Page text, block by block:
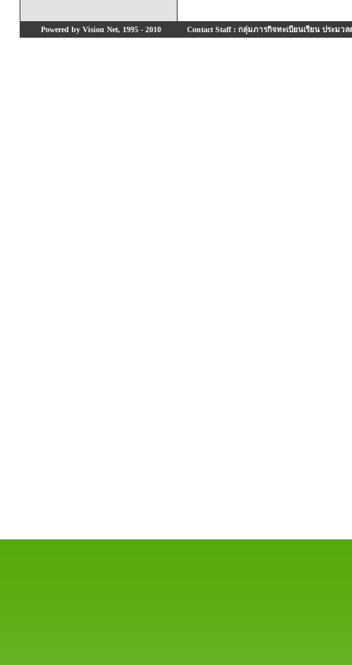
Powered by Vision Net, 1995 - 2010 Contact Staff : กลุ่มภารกิจทะเบียนเรียน ประมวล